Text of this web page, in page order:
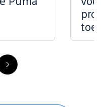
Volgende
Puma
voor